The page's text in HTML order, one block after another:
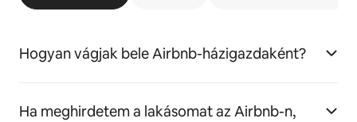
Hogyan vágjak bele Airbnb-házigazdaként?
Ha meghirdetem a lakásomat az Airbnb-n,